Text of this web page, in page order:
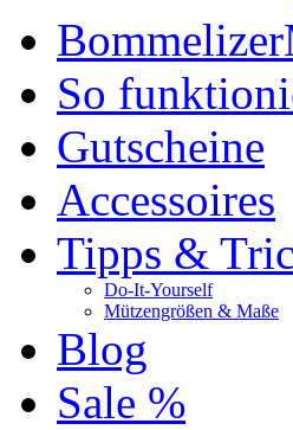
Bommelizer
So
Gutscheine
Accessoires
Tipps &
Do-It-Yourself
Mützengrößen & Maße
Blog
Sale %